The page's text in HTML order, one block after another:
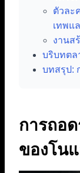
ตัวละ
เทพแ
งานส
บริบทตล
บทสรุป:
การถอ
ของโน